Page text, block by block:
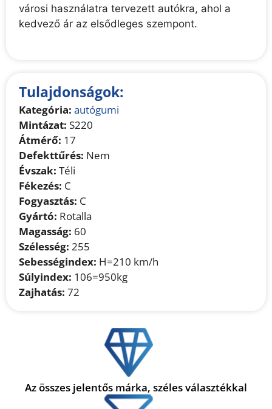
városi használatra tervezett autókra, ahol a
kedvező ár az elsődleges szempont.
Tulajdonságok:
Kategória: autógumi
Mintázat: S220
Átmérő: 17
Defekttűrés: Nem
Évszak: Téli
Fékezés: C
Fogyasztás: C
Gyártó: Rotalla
Magasság: 60
Szélesség: 255
Sebességindex: H=210 km/h
Súlyindex: 106=950kg
Zajhatás: 72
Az összes jelentős márka, széles választékkal